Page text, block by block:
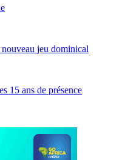
jeu dominical
15 ans de présence